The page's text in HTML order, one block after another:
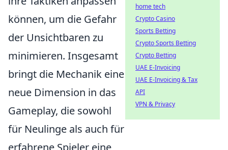
können, um die Gefahr
der Unsichtbaren zu
minimieren. Insgesamt
bringt die Mechanik eine
neue Dimension in das
Gameplay, die sowohl
für Neulinge als auch für
home tech
Crypto Casino
Sports Betting
Crypto Sports Betting
Crypto Betting
UAE E-Invoicing
UAE E-Invoicing & Tax
API
VPN & Privacy